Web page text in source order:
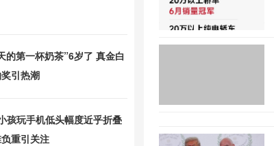
的第一杯奶茶”6岁了 真金白
引热潮
孩玩手机低头幅度近乎折叠
重引关注